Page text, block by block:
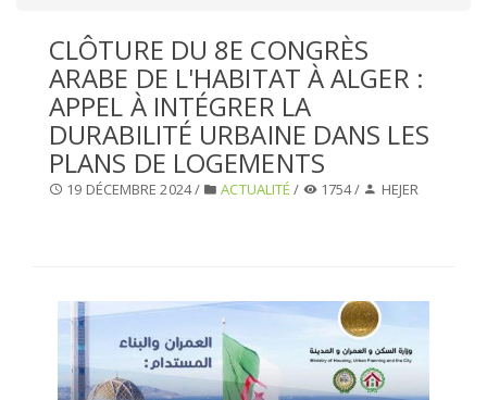
SÉLECTIONNEZ UN DOSSIER
SELECTIONNEZ UNE SECTION
SÉLECTIONNEZ UNE CATÉGORIE
CLÔTURE DU 8E CONGRÈS
ARABE DE L'HABITAT À ALGER :
APPEL À INTÉGRER LA
DURABILITÉ URBAINE DANS LES
PLANS DE LOGEMENTS
19 DÉCEMBRE 2024 / ACTUALITÉ / 1754 / HEJER